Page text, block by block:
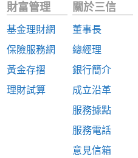
財富管理
基金理財網
保險服務網
黃金存摺
理財試算
關於三信
董事長
總經理
銀行簡介
成立沿革
服務據點
服務電話
意見信箱